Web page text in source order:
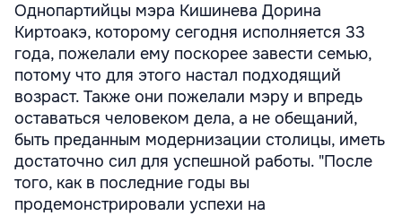
Однопартийцы мэра Кишинева Дорина
Киртоакэ, которому сегодня исполняется 33
года, пожелали ему поскорее завести семью,
потому что для этого настал подходящий
возраст. Также они пожелали мэру и впредь
оставаться человеком дела, а не обещаний,
быть преданным модернизации столицы, иметь
достаточно сил для успешной работы. "После
того, как в последние годы вы
продемонстрировали успехи на